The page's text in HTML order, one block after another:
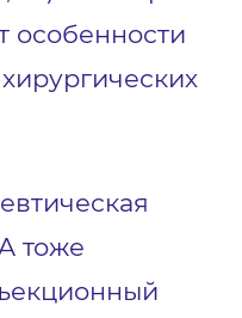
особенности
тоже